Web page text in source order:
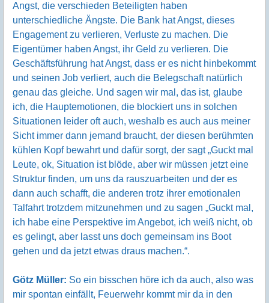
Angst, die verschieden Beteiligten haben
unterschiedliche Ängste. Die Bank hat Angst, dieses
Engagement zu verlieren, Verluste zu machen. Die
Eigentümer haben Angst, ihr Geld zu verlieren. Die
Geschäftsführung hat Angst, dass er es nicht hinbekommt
und seinen Job verliert, auch die Belegschaft natürlich
genau das gleiche. Und sagen wir mal, das ist, glaube
ich, die Hauptemotionen, die blockiert uns in solchen
Situationen leider oft auch, weshalb es auch aus meiner
Sicht immer dann jemand braucht, der diesen berühmten
kühlen Kopf bewahrt und dafür sorgt, der sagt „Guckt mal
Leute, ok, Situation ist blöde, aber wir müssen jetzt eine
Struktur finden, um uns da rauszuarbeiten und der es
dann auch schafft, die anderen trotz ihrer emotionalen
Talfahrt trotzdem mitzunehmen und zu sagen „Guckt mal,
ich habe eine Perspektive im Angebot, ich weiß nicht, ob
es gelingt, aber lasst uns doch gemeinsam ins Boot
gehen und da jetzt etwas draus machen.“.
Götz Müller: So ein bisschen höre ich da auch, also was
mir spontan einfällt, Feuerwehr kommt mir da in den